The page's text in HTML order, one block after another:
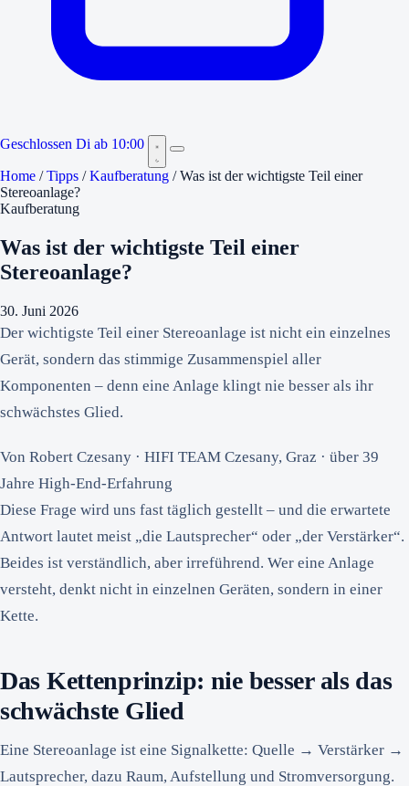
Geschlossen Di ab 10:00
Home / Tipps / Kaufberatung / Was ist der wichtigste Teil einer
Stereoanlage?
Kaufberatung
Was ist der wichtigste Teil einer
Stereoanlage?
30. Juni 2026
Der wichtigste Teil einer Stereoanlage ist nicht ein einzelnes
Gerät, sondern das stimmige Zusammenspiel aller
Komponenten – denn eine Anlage klingt nie besser als ihr
schwächstes Glied.
Von Robert Czesany · HIFI TEAM Czesany, Graz · über 39
Jahre High-End-Erfahrung
Diese Frage wird uns fast täglich gestellt – und die erwartete
Antwort lautet meist „die Lautsprecher“ oder „der Verstärker“.
Beides ist verständlich, aber irreführend. Wer eine Anlage
versteht, denkt nicht in einzelnen Geräten, sondern in einer
Kette.
Das Kettenprinzip: nie besser als das
schwächste Glied
Eine Stereoanlage ist eine Signalkette: Quelle → Verstärker →
Lautsprecher, dazu Raum, Aufstellung und Stromversorgung.